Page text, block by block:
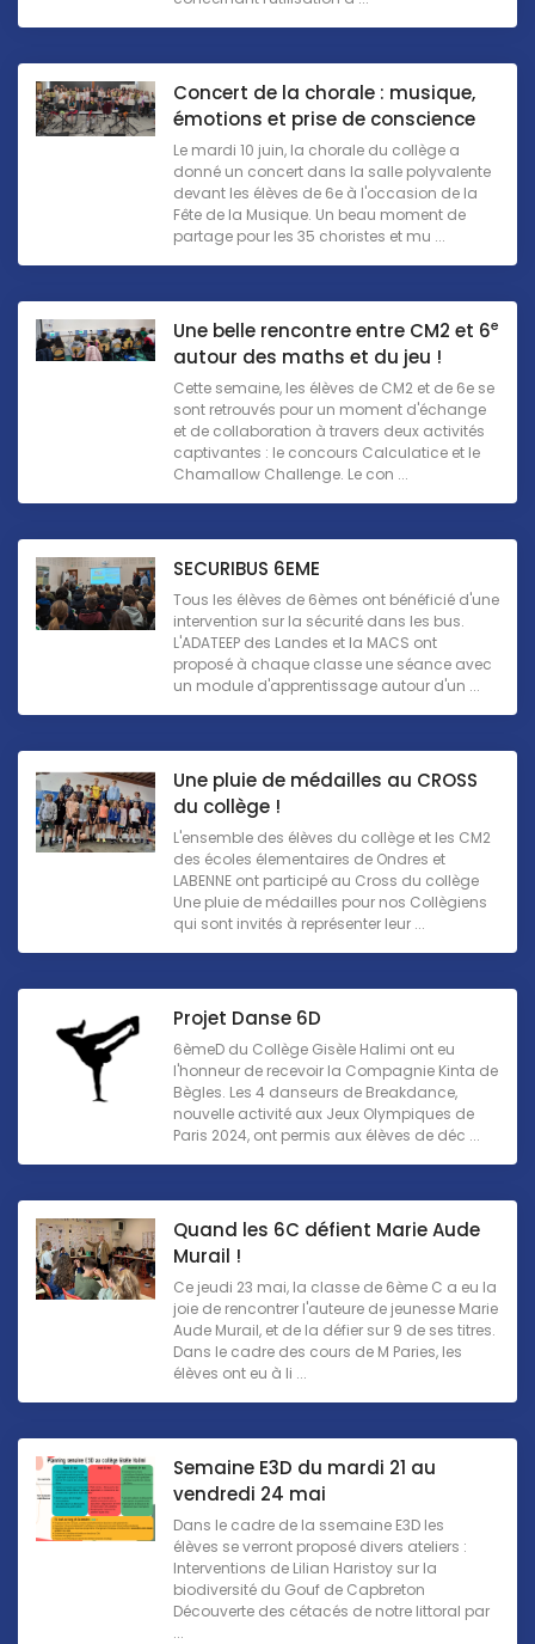
Concert de la chorale : musique,
émotions et prise de conscience
Le mardi 10 juin, la chorale du collège a
donné un concert dans la salle polyvalente
devant les élèves de 6e à l'occasion de la
Fête de la Musique. Un beau moment de
partage pour les 35 choristes et mu ...
Une belle rencontre entre CM2 et 6e
autour des maths et du jeu !
Cette semaine, les élèves de CM2 et de 6e se
sont retrouvés pour un moment d'échange
et de collaboration à travers deux activités
captivantes : le concours Calculatice et le
Chamallow Challenge. Le con ...
SECURIBUS 6EME
Tous les élèves de 6èmes ont bénéficié d'une
intervention sur la sécurité dans les bus.
L'ADATEEP des Landes et la MACS ont
proposé à chaque classe une séance avec
un module d'apprentissage autour d'un ...
Une pluie de médailles au CROSS
du collège !
L'ensemble des élèves du collège et les CM2
des écoles élementaires de Ondres et
LABENNE ont participé au Cross du collège
Une pluie de médailles pour nos Collègiens
qui sont invités à représenter leur ...
Projet Danse 6D
6èmeD du Collège Gisèle Halimi ont eu
l'honneur de recevoir la Compagnie Kinta de
Bègles. Les 4 danseurs de Breakdance,
nouvelle activité aux Jeux Olympiques de
Paris 2024, ont permis aux élèves de déc ...
Quand les 6C défient Marie Aude
Murail !
Ce jeudi 23 mai, la classe de 6ème C a eu la
joie de rencontrer l'auteure de jeunesse Marie
Aude Murail, et de la défier sur 9 de ses titres.
Dans le cadre des cours de M Paries, les
élèves ont eu à li ...
Semaine E3D du mardi 21 au
vendredi 24 mai
Dans le cadre de la ssemaine E3D les
élèves se verront proposé divers ateliers :
Interventions de Lilian Haristoy sur la
biodiversité du Gouf de Capbreton
Découverte des cétacés de notre littoral par
...